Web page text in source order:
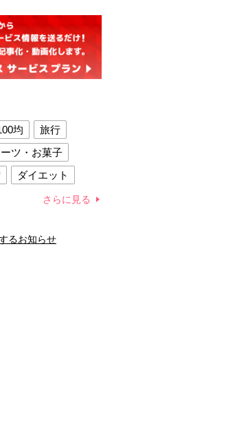
均
旅行
ツ・お菓子
ダイエット
どか食い
さらに見る
るお知らせ